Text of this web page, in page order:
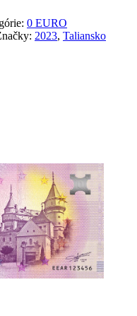
0 EURO
2023, Taliansko